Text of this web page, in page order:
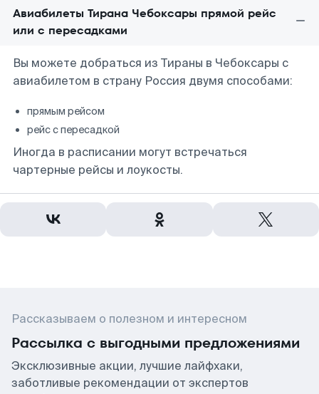
Авиабилеты Тирана Чебоксары прямой рейс
или с пересадками
Вы можете добраться из Тираны в Чебоксары с
авиабилетом в страну Россия двумя способами:
прямым рейсом
рейс с пересадкой
Иногда в расписании могут встречаться
чартерные рейсы и лоукосты.
Рассказываем о полезном и интересном
Рассылка с выгодными предложениями
Эксклюзивные акции, лучшие лайфхаки,
заботливые рекомендации от экспертов